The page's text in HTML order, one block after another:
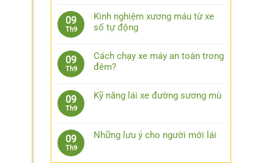
tô
khi
khi
bị
chân
côn
7
phụ
công
nghệ
cần
bị
cho
tô
có
bình
Kinh
nghiệm
xe
xuống
đèo
09
Th9
Kinh nghiệm xương máu từ xe
số tự động
có
bình
Kinh
máu
từ
09
Th9
Cách chạy xe máy an toàn trong
đêm?
có
bình
Cách
09
Th9
Kỹ năng lái xe đường sương mù
bình
09
Th9
Những lưu ý cho người mới lái
có